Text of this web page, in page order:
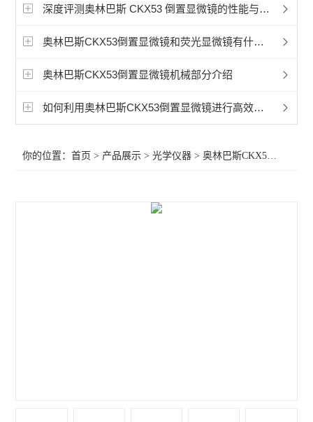
徕卡Mateo TL倒置数字显微镜
孚约显微镜摄像头相机
蔡司Axioscope 7光学显微镜
相差显微镜
深度评测奥林巴斯 CKX53 倒置显微镜的性能与应用
奥林巴斯CKX53倒置显微镜和荧光显微镜有什么区别？
奥林巴斯CKX53倒置显微镜机械部分介绍
如何利用奥林巴斯CKX53倒置显微镜进行高效的细胞计数
你的位置：首页 > 产品展示 >光学仪器 >奥林巴斯CKX53倒置显微镜